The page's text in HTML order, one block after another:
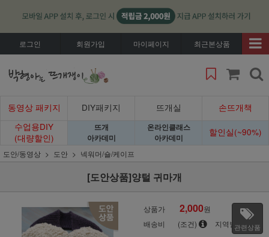
로그인 회원가입 마이페이지 최근본상품
동영상 패키지 DIY패키지 뜨개실
손뜨개책
수업용DIY
(대량할인)
뜨개
아카데미
온라인클래스
아카데미
할인실(~90%)
도안/동영상 도안 넥워머/숄/케이프
[도안상품]양털 귀마개
상품가 2,000원
배송비
(조건) 지역별관련상품